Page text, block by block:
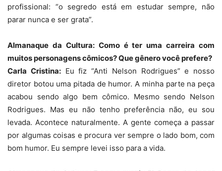
profissional: “o segredo está em estudar sempre, não
parar nunca e ser grata”.
Almanaque da Cultura: Como é ter uma carreira com
muitos personagens cômicos? Que gênero você prefere?
Carla Cristina:Eu fiz “Anti Nelson Rodrigues” e nosso
diretor botou uma pitada de humor. A minha parte na peça
acabou sendo algo bem cômico. Mesmo sendo Nelson
Rodrigues. Mas eu não tenho preferência não, eu sou
levada. Acontece naturalmente. A gente começa a passar
por algumas coisas e procura ver sempre o lado bom, com
bom humor. Eu sempre levei isso para a vida.